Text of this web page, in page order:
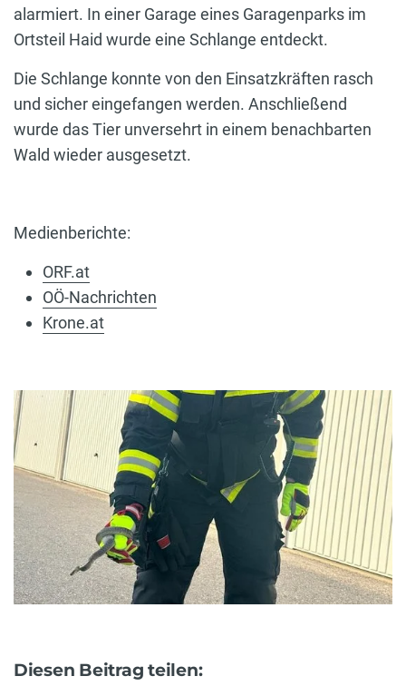
alarmiert. In einer Garage eines Garagenparks im
Ortsteil Haid wurde eine Schlange entdeckt.
Die Schlange konnte von den Einsatzkräften rasch
und sicher eingefangen werden. Anschließend
wurde das Tier unversehrt in einem benachbarten
Wald wieder ausgesetzt.
Medienberichte:
ORF.at
OÖ-Nachrichten
Krone.at
Diesen Beitrag teilen: